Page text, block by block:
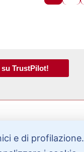
su TrustPilot!
e di profilazione.